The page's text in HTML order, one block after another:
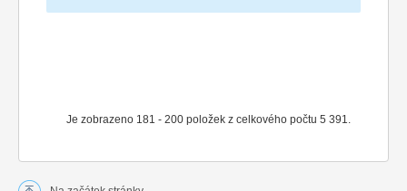
Je zobrazeno 181 - 200 položek z celkového počtu 5 391.